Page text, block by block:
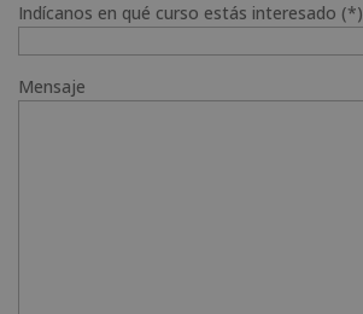
Indícanos en qué curso estás interesado (*)
Mensaje